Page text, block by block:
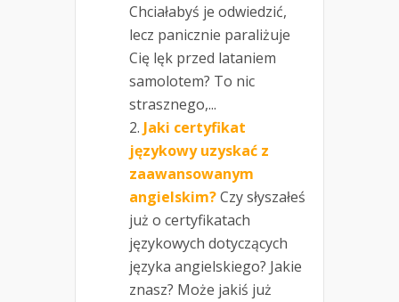
Chciałabyś je odwiedzić,
lecz panicznie paraliżuje
Cię lęk przed lataniem
samolotem? To nic
strasznego,...
Jaki certyfikat
językowy uzyskać z
zaawansowanym
angielskim?Czy słyszałeś
już o certyfikatach
językowych dotyczących
języka angielskiego? Jakie
znasz? Może jakiś już